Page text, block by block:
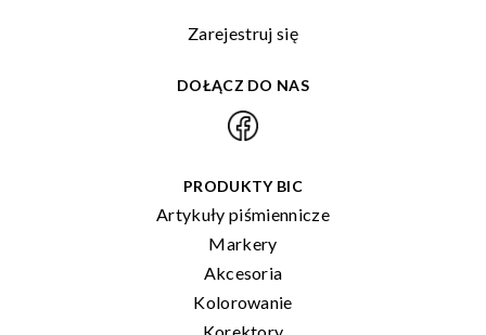
Zarejestruj się
DOŁĄCZ DO NAS
PRODUKTY BIC
Artykuły piśmiennicze
Markery
Akcesoria
Kolorowanie